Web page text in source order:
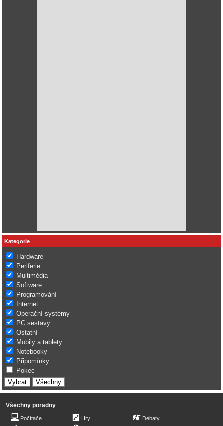
Kategorie
Hardware
Periferie
Multimédia
Software
Programování
Internet
Operační systémy
PC sestavy
Ostatní
Mobily a tablety
Notebooky
Připomínky
Pokec
Všechny poradny
Počítače
Hry
Debaty